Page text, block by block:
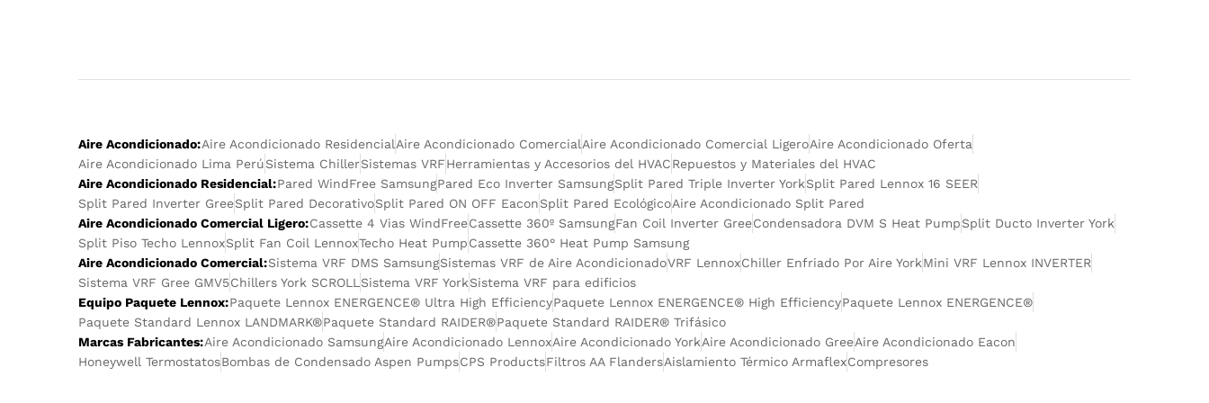
Aire Acondicionado:Aire Acondicionado ResidencialAire Acondicionado ComercialAire Acondicionado Comercial LigeroAire Acondicionado Oferta
Aire Acondicionado Lima PerúSistema ChillerSistemas VRFHerramientas y Accesorios del HVACRepuestos y Materiales del HVAC
Aire Acondicionado Residencial:Pared WindFree SamsungPared Eco Inverter SamsungSplit Pared Triple Inverter YorkSplit Pared Lennox 16 SEER
Split Pared Inverter GreeSplit Pared DecorativoSplit Pared ON OFF EaconSplit Pared EcológicoAire Acondicionado Split Pared
Aire Acondicionado Comercial Ligero:Cassette 4 Vias WindFreeCassette 360º SamsungFan Coil Inverter GreeCondensadora DVM S Heat PumpSplit Ducto Inverter York
Split Piso Techo LennoxSplit Fan Coil LennoxTecho Heat PumpCassette 360° Heat Pump Samsung
Aire Acondicionado Comercial:Sistema VRF DMS SamsungSistemas VRF de Aire AcondicionadoVRF LennoxChiller Enfriado Por Aire YorkMini VRF Lennox INVERTER
Sistema VRF Gree GMV5Chillers York SCROLL Sistema VRF YorkSistema VRF para edificios
Equipo Paquete Lennox:Paquete Lennox ENERGENCE® Ultra High EfficiencyPaquete Lennox ENERGENCE® High EfficiencyPaquete Lennox ENERGENCE®
Paquete Standard Lennox LANDMARK®Paquete Standard RAIDER®Paquete Standard RAIDER® Trifásico
Marcas Fabricantes:Aire Acondicionado SamsungAire Acondicionado LennoxAire Acondicionado YorkAire Acondicionado GreeAire Acondicionado Eacon
Honeywell TermostatosBombas de Condensado Aspen PumpsCPS ProductsFiltros AA FlandersAislamiento Térmico ArmaflexCompresores